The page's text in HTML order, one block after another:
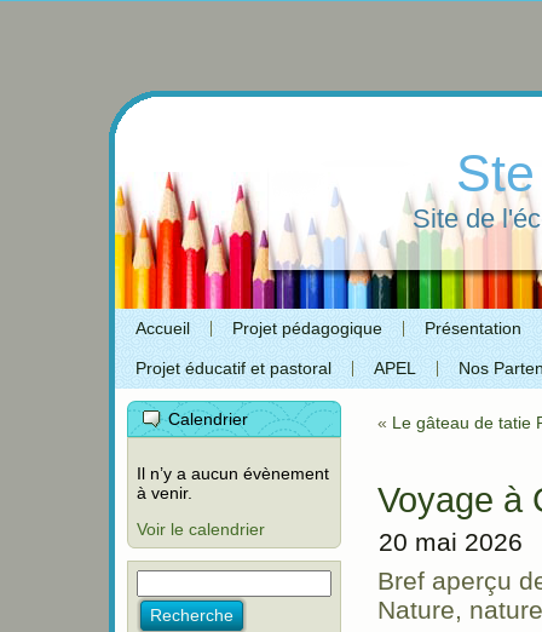
Site de
Accueil Projet pédagogique Présentation
Projet éducatif et pastoral APEL Nos
Calendrier
Il n’y a aucun évènement
à venir.
Voir le calendrier
« Le gâteau de tatie
Voyage à
20 mai 2026
Bref aperçu
Nature,